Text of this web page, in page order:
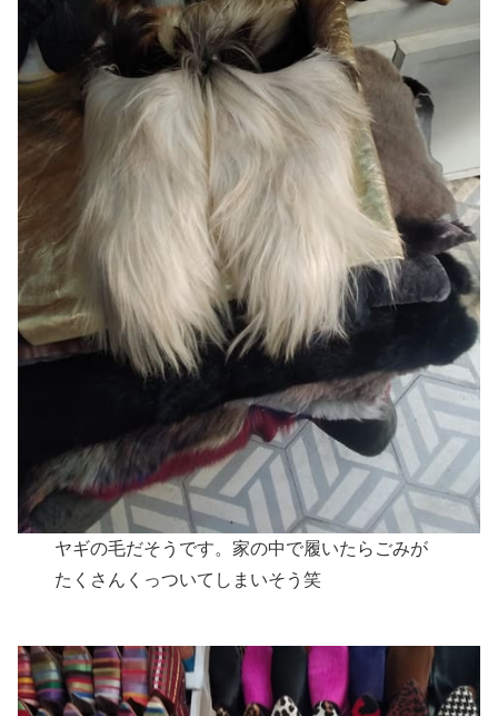
ヤギの毛だそうです。家の中で履いたらごみが
たくさんくっついてしまいそう笑